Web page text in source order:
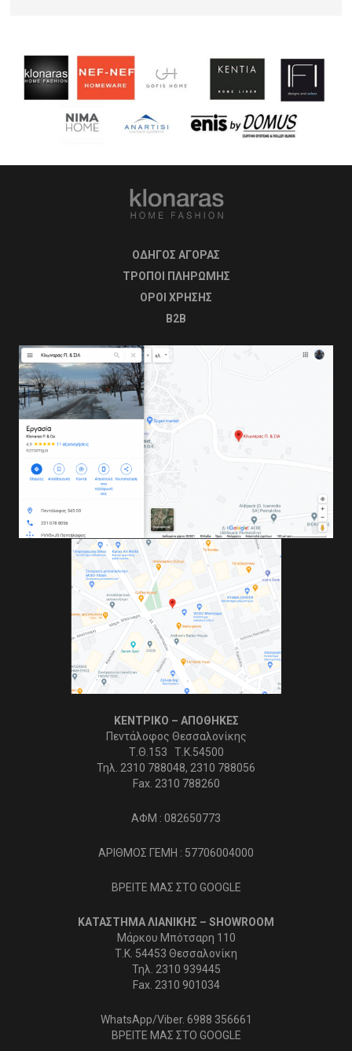
ΟΔΗΓΟΣ ΑΓΟΡΑΣ
ΤΡΟΠΟΙ ΠΛΗΡΩΜΗΣ
OΡΟΙ ΧΡΗΣΗΣ
B2B
ΚΕΝΤΡΙΚΟ – ΑΠΟΘΗΚΕΣ
Πεντάλοφος Θεσσαλονίκης
Τ.Θ.153 Τ.Κ.54500
Τηλ. 2310 788048, 2310 788056
Fax. 2310 788260
ΑΦΜ : 082650773
ΑΡΙΘΜΟΣ ΓΕΜΗ : 57706004000
ΒΡΕΙΤΕ ΜΑΣ ΣΤΟ GOOGLE
ΚΑΤΑΣΤΗΜΑ ΛΙΑΝΙΚΗΣ – SHOWROOM
Μάρκου Μπότσαρη 110
Τ.Κ. 54453 Θεσσαλονίκη
Τηλ. 2310 939445
Fax. 2310 901034
WhatsApp/Viber. 6988 356661
ΒΡΕΙΤΕ ΜΑΣ ΣΤΟ GOOGLE